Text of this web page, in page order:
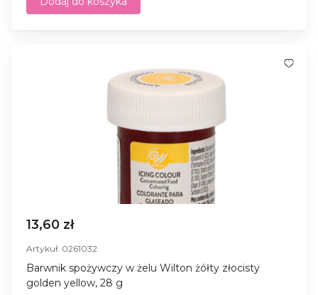
13,60 zł
Artykuł: 0261032
Barwnik spożywczy w żelu Wilton żółty złocisty
golden yellow, 28 g